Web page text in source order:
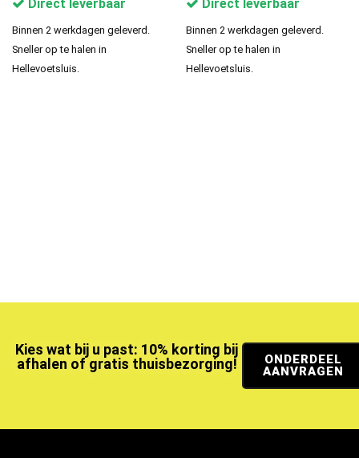
Direct leverbaar
Binnen 2 werkdagen geleverd.
Sneller op te halen in
Hellevoetsluis.
Direct leverbaar
Binnen 2 werkdagen geleverd.
Sneller op te halen in
Hellevoetsluis.
Kies wat bij u past: 10% korting bij
afhalen of gratis thuisbezorging!
ONDERDEEL
AANVRAGEN